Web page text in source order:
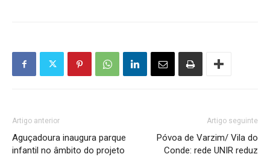
Artigo anterior
Aguçadoura inaugura parque
infantil no âmbito do projeto
Artigo seguinte
Póvoa de Varzim/ Vila do
Conde: rede UNIR reduz